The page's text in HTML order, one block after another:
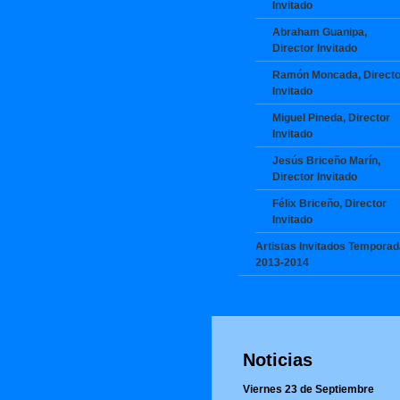
Invitado
Abraham Guanipa,
Director Invitado
Ramón Moncada,
Invitado
Miguel Pineda, Director
Invitado
Jesús Briceño Marín,
Director Invitado
Félix Briceño, Director
Invitado
Artistas Invitados
2013-2014
Noticias
Viernes 23 de Septiembre